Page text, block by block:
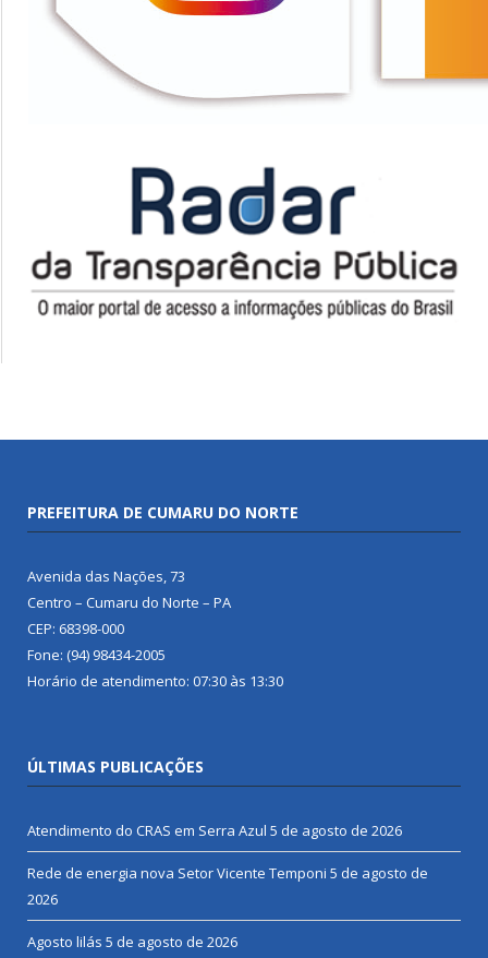
PREFEITURA DE CUMARU DO NORTE
Avenida das Nações, 73
Centro – Cumaru do Norte – PA
CEP: 68398-000
Fone: (94) 98434-2005
Horário de atendimento: 07:30 às 13:30
ÚLTIMAS PUBLICAÇÕES
Atendimento do CRAS em Serra Azul 5 de agosto de 2026
Rede de energia nova Setor Vicente Temponi 5 de agosto de
2026
Agosto lilás 5 de agosto de 2026